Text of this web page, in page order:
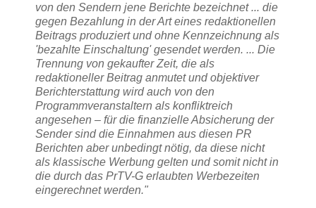
von den Sendern jene Berichte bezeichnet ... die
gegen Bezahlung in der Art eines redaktionellen
Beitrags produziert und ohne Kennzeichnung als
'bezahlte Einschaltung' gesendet werden. ... Die
Trennung von gekaufter Zeit, die als
redaktioneller Beitrag anmutet und objektiver
Berichterstattung wird auch von den
Programmveranstaltern als konfliktreich
angesehen – für die finanzielle Absicherung der
Sender sind die Einnahmen aus diesen PR
Berichten aber unbedingt nötig, da diese nicht
als klassische Werbung gelten und somit nicht in
die durch das PrTV-G erlaubten Werbezeiten
eingerechnet werden."